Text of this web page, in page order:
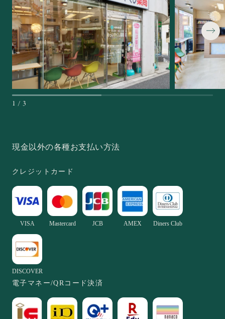
1 / 3
現金以外の各種お支払い方法
クレジットカード
VISA Mastercard JCB AMEX Diners Club
DISCOVER
電子マネー/QRコード決済